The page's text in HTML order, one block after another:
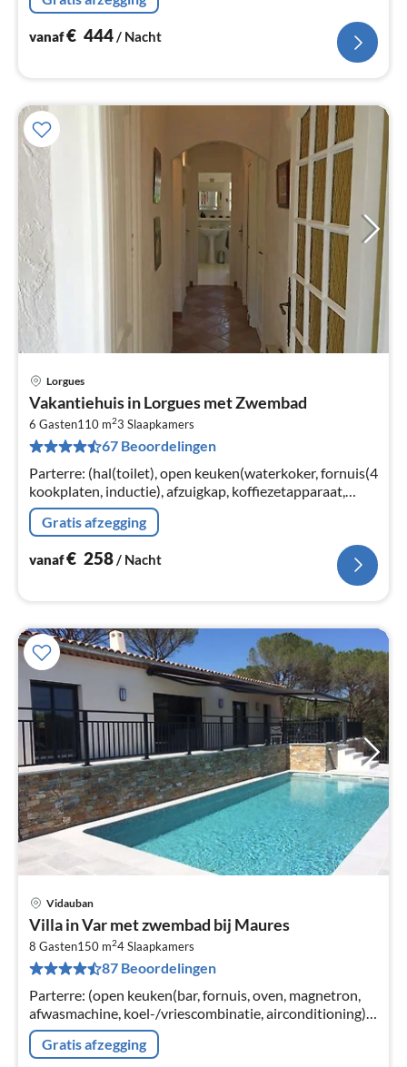
slaapkamer(2-pers.
vanaf€ 444/ Nacht
Lorgues
Vakantiehuis in Lorgues met Zwembad
6 Gasten110 m23 Slaapkamers
67 Beoordelingen
Parterre: (hal(toilet), open keuken(waterkoker, fornuis(4
kookplaten, inductie), afzuigkap, koffiezetapparaat,
oven, afwasmachine, koel-/vriescombinatie)
Gratis afzegging
vanaf€ 258 / Nacht
Vidauban
Villa in Var met zwembad bij Maures
8 Gasten150 m24Slaapkamers
87 Beoordelingen
Parterre: (open keuken(bar, fornuis, oven, magnetron,
afwasmachine, koel-/vriescombinatie, airconditioning),
woon/eetkamer(TV, eettafel, airconditioning),
slaapkamer(2x 1-pers.
Gratis afzegging